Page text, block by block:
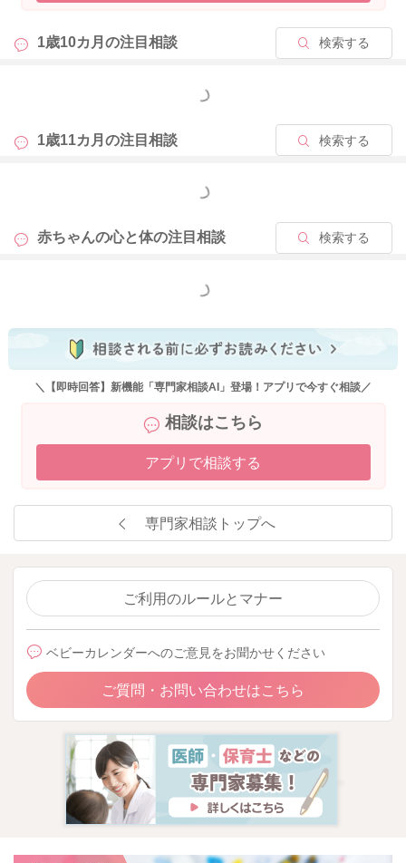
ん返りのようになるお子さんも意外に多いですよ。今までうま
くいっていた断乳やトイレトレーニングなどが、一時的に進ま
うように思って、ママさんにとても執着するようになるお子さ
子さんに手がかかるようになり、なかなかゆっくりお子さんと
向き合ったり、2人だけの時間を取ることも難しくなりますの
少し余裕がある時には、たくさん甘えさせてあげるといいのか
もしれませんね。ギュッと抱きしめてしてあげたり、大好きだ
よなどと声に出していってあげると安心するかもしれません。
かもしれませんので、その不安を取り除いてあげられるように
1歳10カ月の注目相談 検索する
もっと見る
1歳11カ月の注目相談 検索する
もっと見る
赤ちゃんの心と体の注目相談 検索する
もっと見る
＼【即時回答】新機能「専門家相談AI」登場！アプリで今すぐ相談／
相談はこちら
アプリで相談する
専門家相談トップへ
ご利用のルールとマナー
ベビーカレンダーへのご意見をお聞かせください
ご質問・お問い合わせはこちら